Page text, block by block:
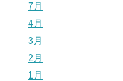
7月
4月
3月
2月
1月